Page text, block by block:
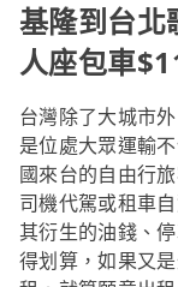
基隆到台
人座包車
台灣除了大城市
是位處大眾運輸
國來台的自由行
司機代駕或租車
其衍生的油錢、
得划算，如果又